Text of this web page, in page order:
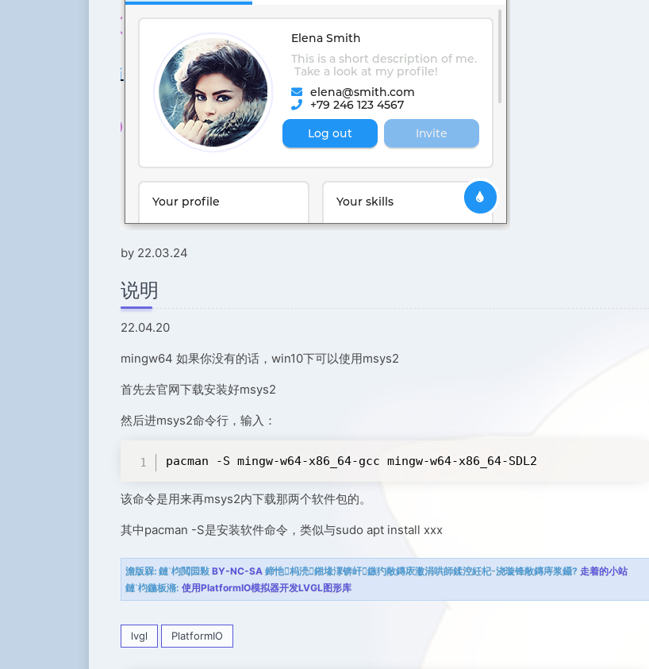
by 22.03.24
说明
22.04.20
mingw64 如果你没有的话，win10下可以使用msys2
首先去官网下载安装好msys2
然后进msys2命令行，输入：
pacman -S mingw-w64-x86_64-gcc mingw-w64-x86_64-SDL2
该命令是用来再msys2内下载那两个软件包的。
其中pacman -S是安装软件命令，类似与sudo apt install xxx
澹版槑: 鏈枃閲囩敤 BY-NC-SA 鍗忚杩涜鎺堟潈锛屽鏃犳敞鏄庡潎涓哄師鍒涳紝杞浇璇锋敞鏄庤浆鑷? 走着的小站
鏈枃鍦板潃: 使用PlatformIO模拟器开发LVGL图形库
lvgl PlatformIO